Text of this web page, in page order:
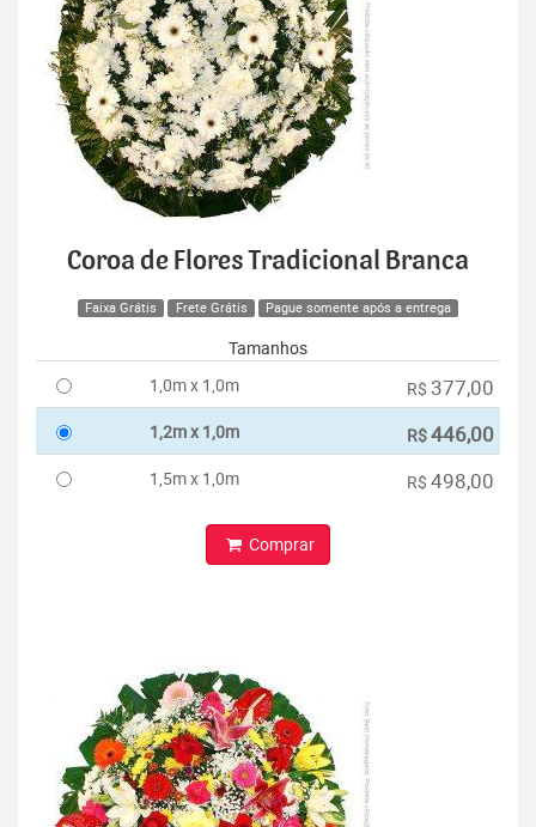
Coroa de Flores Tradicional Branca
Faixa Grátis Frete Grátis Pague somente após a entrega
Tamanhos
1,0m x 1,0m
R$ 377,00
1,2m x 1,0m R$446,00
1,5m x 1,0m R$ 498,00
Comprar